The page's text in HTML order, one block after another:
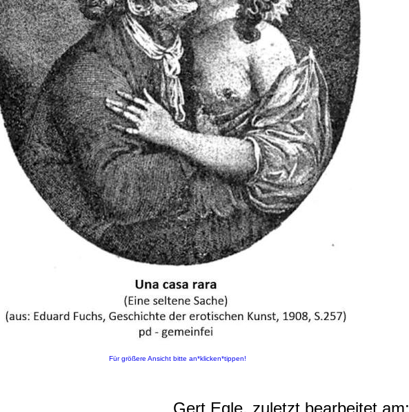
Für größere Ansicht bitte an*klicken*tippen!
Gert Egle, zuletzt bearbeitet am: